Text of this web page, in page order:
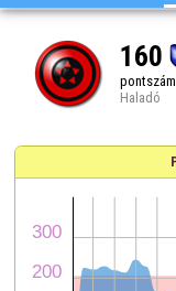
160
pontszám
Haladó